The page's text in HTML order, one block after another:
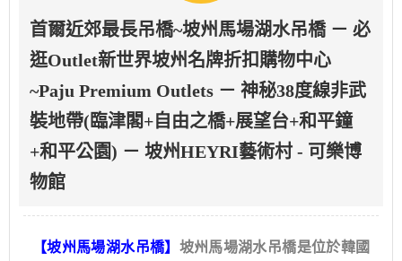
首爾近郊最長吊橋~坡州馬場湖水吊橋 － 必
逛Outlet新世界坡州名牌折扣購物中心
~Paju Premium Outlets － 神秘38度線非武
裝地帶(臨津閣+自由之橋+展望台+和平鐘
+和平公園) － 坡州HEYRI藝術村 - 可樂博
物館
【坡州馬場湖水吊橋】 坡州馬場湖水吊橋是位於韓國